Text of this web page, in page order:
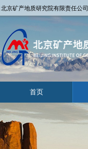
北京矿产地质研究院有限责任公司
首页